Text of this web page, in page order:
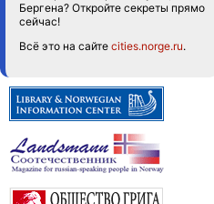
Бергена? Откройте секреты прямо
сейчас!
Всё это на сайте cities.norge.ru.